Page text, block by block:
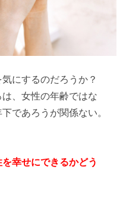
にするのだろうか？
、女性の年齢ではな
であろうが関係ない。
幸せにできるかどう